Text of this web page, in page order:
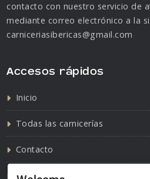
contacto con nuestro servicio de
mediante correo electrónico a la
carniceriasibericas@gmail.com
Accesos rápidos
Inicio
Todas las carnicerías
Contacto
Política de cookies